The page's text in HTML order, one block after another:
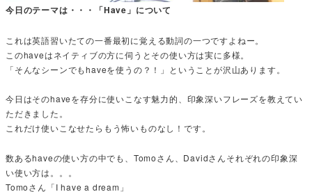
今日のテーマは・・・「Have」について
これは英語習いたての一番最初に覚える動詞の一つですよねー。
このhaveはネイティブの方に伺うとその使い方は実に多様。
「そんなシーンでもhaveを使うの？！」ということが沢山あります。
今日はそのhaveを存分に使いこなす魅力的、印象深いフレーズを教えてい
ただきました。
これだけ使いこなせたらもう怖いものなし！です。
数あるhaveの使い方の中でも、Tomoさん、Davidさんそれぞれの印象深
い使い方は。。。
Tomoさん「I have a dream」